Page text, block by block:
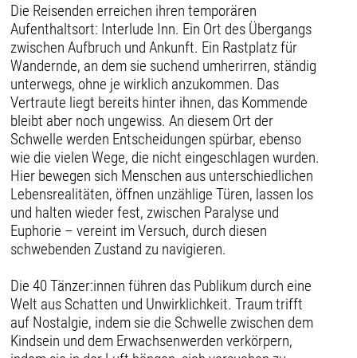
Die Reisenden erreichen ihren temporären
Aufenthaltsort: Interlude Inn. Ein Ort des Übergangs
zwischen Aufbruch und Ankunft. Ein Rastplatz für
Wandernde, an dem sie suchend umherirren, ständig
unterwegs, ohne je wirklich anzukommen. Das
Vertraute liegt bereits hinter ihnen, das Kommende
bleibt aber noch ungewiss. An diesem Ort der
Schwelle werden Entscheidungen spürbar, ebenso
wie die vielen Wege, die nicht eingeschlagen wurden.
Hier bewegen sich Menschen aus unterschiedlichen
Lebensrealitäten, öffnen unzählige Türen, lassen los
und halten wieder fest, zwischen Paralyse und
Euphorie – vereint im Versuch, durch diesen
schwebenden Zustand zu navigieren.
Die 40 Tänzer:innen führen das Publikum durch eine
Welt aus Schatten und Unwirklichkeit. Traum trifft
auf Nostalgie, indem sie die Schwelle zwischen dem
Kindsein und dem Erwachsenwerden verkörpern,